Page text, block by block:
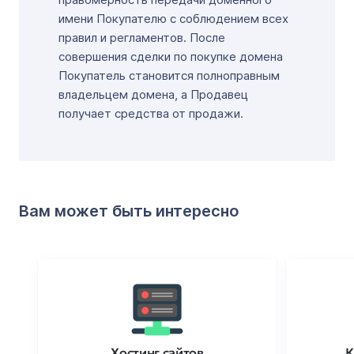
имени Покупателю с соблюдением всех
правил и регламентов. После
совершения сделки по покупке домена
Покупатель становится полноправным
владельцем домена, а Продавец
получает средства от продажи.
Вам может быть интересно